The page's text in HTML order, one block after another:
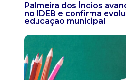
Palmeira dos Índios
no IDEB e confirma
educação municipal